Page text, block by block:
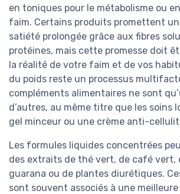
en toniques pour le métabolisme ou
faim. Certains produits promettent
satiété prolongée grâce aux fibres
protéines, mais cette promesse doit
la réalité de votre faim et de vos
du poids reste un processus
compléments alimentaires ne sont
d’autres, au même titre que les soins
gel minceur ou une crème anti-
Les formules liquides concentrées
des extraits de thé vert, de café vert,
guarana ou de plantes diurétiques.
sont souvent associés à une